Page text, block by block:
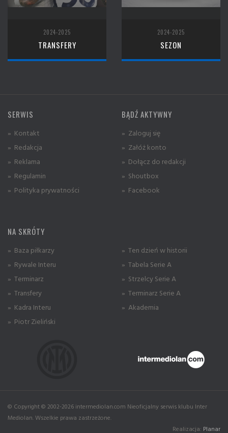
2024-2025
TRANSFERY
2024-2025
SEZON
SERWIS
» Kontakt
» Redakcja
» Reklama
» Regulamin
» Polityka prywatności
BĄDŹ AKTYWNY
» Zaloguj się
» Załóż konto
» Dołącz do redakcji
» Shoutbox
» Facebook
NA SKRÓTY
» Baza piłkarzy
» Rywale Interu
» Terminarz
» Transfery
» Kadra Interu
» Piotr Zieliński
» Ten dzień w historii
» Tabela Serie A
» Strzelcy Serie A
» Terminarz Serie A
» Akademia
© Copyright © 2002-2026 intermediolan.com Nieoficjalny serwis klubu Inter
Mediolan. Wszelkie prawa zastrzeżone.
Realizacja: Planar